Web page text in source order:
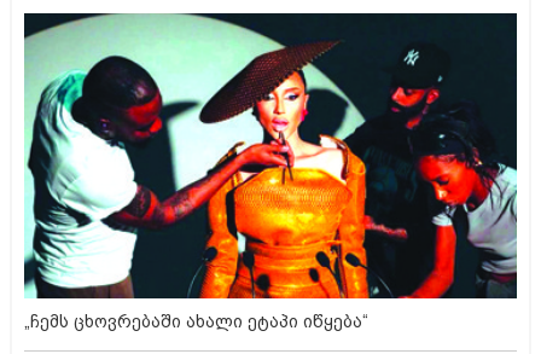
„ჩემს ცხოვრებაში ახალი ეტაპი იწყება“